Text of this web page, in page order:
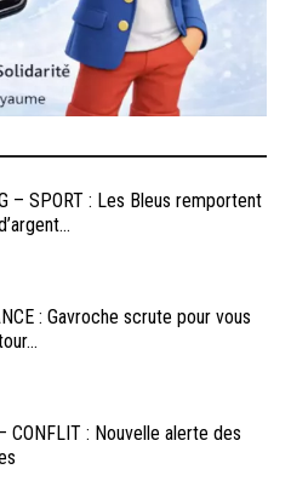
– SPORT : Les Bleus remportent
: Gavroche scrute pour vous
CONFLIT : Nouvelle alerte des